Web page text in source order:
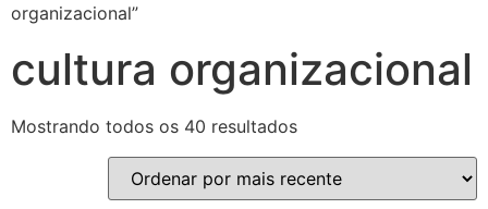
organizacional”
cultura organizacional
Mostrando todos os 40 resultados